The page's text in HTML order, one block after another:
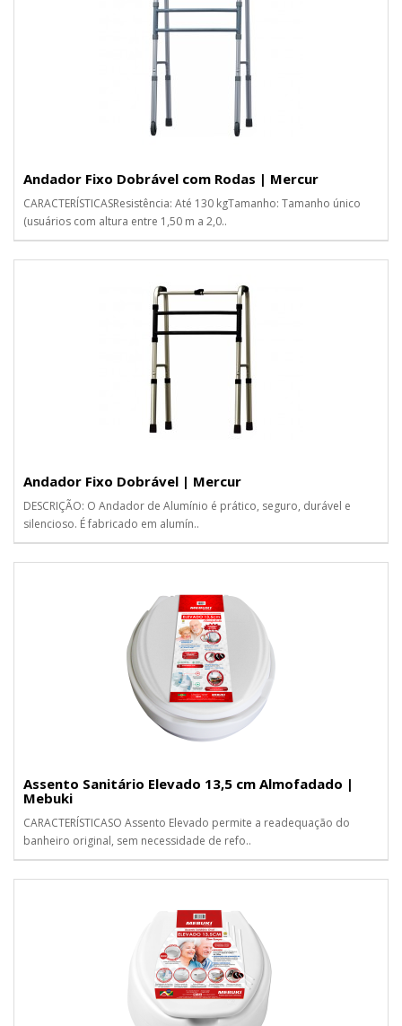
Andador Fixo Dobrável com Rodas | Mercur
CARACTERÍSTICASResistência: Até 130 kgTamanho: Tamanho único
(usuários com altura entre 1,50 m a 2,0..
Andador Fixo Dobrável | Mercur
DESCRIÇÃO: O Andador de Alumínio é prático, seguro, durável e
silencioso. É fabricado em alumín..
Assento Sanitário Elevado 13,5 cm Almofadado |
Mebuki
CARACTERÍSTICASO Assento Elevado permite a readequação do
banheiro original, sem necessidade de refo..